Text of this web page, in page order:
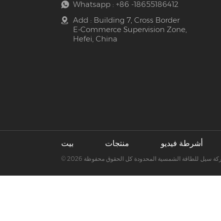
Whatsapp : +86 -18655186412
Add : Building 7, Cross Border
E-Commerce Supervision Zone,
Hefei, China
بيت منتجات أشرطة فيديو
شركة سيل للطاقة الشمسية المحدودة كل الحقوق محفوظة